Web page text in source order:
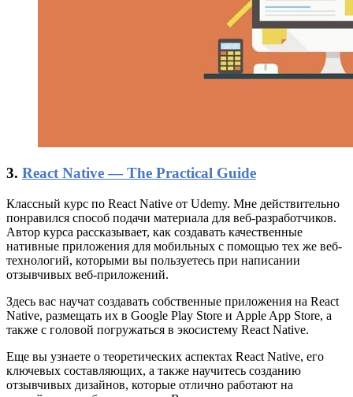
3. React Native — The Practical Guide
Классный курс по React Native от Udemy. Мне действительно
понравился способ подачи материала для веб-разработчиков.
Автор курса рассказывает, как создавать качественные
нативные приложения для мобильных с помощью тех же веб-
технологий, которыми вы пользуетесь при написании
отзывчивых веб-приложений.
Здесь вас научат создавать собственные приложения на React
Native, размещать их в Google Play Store и Apple App Store, а
также с головой погружаться в экосистему React Native.
Еще вы узнаете о теоретических аспектах React Native, его
ключевых составляющих, а также научитесь созданию
отзывчивых дизайнов, которые отлично работают на